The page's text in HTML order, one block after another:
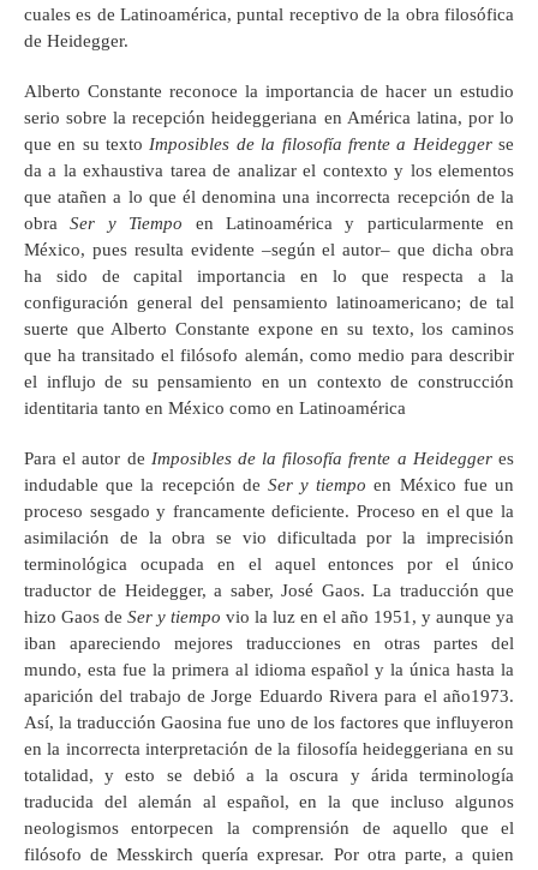
cuales es de Latinoamérica, puntal receptivo de la obra filosófica
de Heidegger.
Alberto Constante reconoce la importancia de hacer un estudio
serio sobre la recepción heideggeriana en América latina, por lo
que en su textoImposibles de la filosofía frente a Heideggerse
da a la exhaustiva tarea de analizar el contexto y los elementos
que atañen a lo que él denomina una incorrecta recepción de la
obraSer y Tiempo en Latinoamérica y particularmente en
México, pues resulta evidente –según el autor– que dicha obra
ha sido de capital importancia en lo que respecta a la
configuración general del pensamiento latinoamericano; de tal
suerte que Alberto Constante expone en su texto, los caminos
que ha transitado el filósofo alemán, como medio para describir
el influjo de su pensamiento en un contexto de construcción
identitaria tanto en México como en Latinoamérica
Para el autor de Imposibles de la filosofía frente a Heideggeres
indudable que la recepción de Ser y tiempo en México fue un
proceso sesgado y francamente deficiente. Proceso en el que la
asimilación de la obra se vio dificultada por la imprecisión
terminológica ocupada en el aquel entonces por el único
traductor de Heidegger, a saber, José Gaos. La traducción que
hizo Gaos de Ser y tiempo vio la luz en el año 1951, y aunque ya
iban apareciendo mejores traducciones en otras partes del
mundo, esta fue la primera al idioma español y la única hasta la
aparición del trabajo de Jorge Eduardo Rivera para el año1973.
Así, la traducción Gaosina fue uno de los factores que influyeron
en la incorrecta interpretación de la filosofía heideggeriana en su
totalidad, y esto se debió a la oscura y árida terminología
traducida del alemán al español, en la que incluso algunos
neologismos entorpecen la comprensión de aquello que el
filósofo de Messkirch quería expresar. Por otra parte, a quien